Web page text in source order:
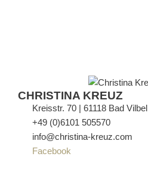
CHRISTINA KREUZ
Kreisstr. 70 | 61118 Bad Vilbel
+49 (0)6101 505570
info@christina-kreuz.com
Facebook